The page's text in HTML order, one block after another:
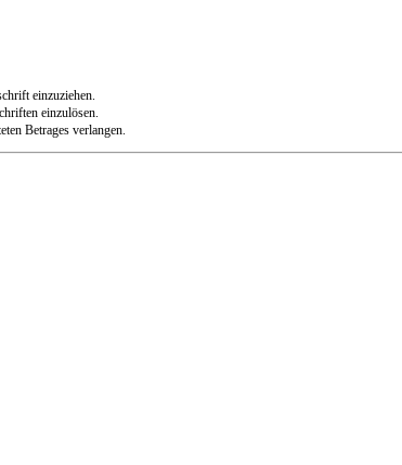
einzuziehen.
einzulösen.
Betrages verlangen.